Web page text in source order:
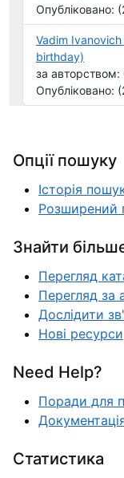
Опубліковано:
Vadim
birthday)
за авторством:
Опубліковано:
Опції пошуку
Історія
Розширений
Знайти
Перегляд
Перегляд за
Дослідити
Нові ресурси
Need Help?
Поради для
Статистика